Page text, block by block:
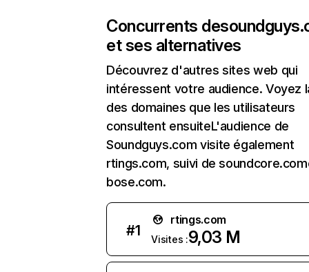
Concurrents de
et ses alternatives
Découvrez d'autres sites web qui
intéressent votre audience. Voyez
des domaines que les utilisateurs
consultent ensuiteL'audience de
Soundguys.com visite également
rtings.com, suivi de
bose.com.
#1
rtings.com
Visites :9,03 M